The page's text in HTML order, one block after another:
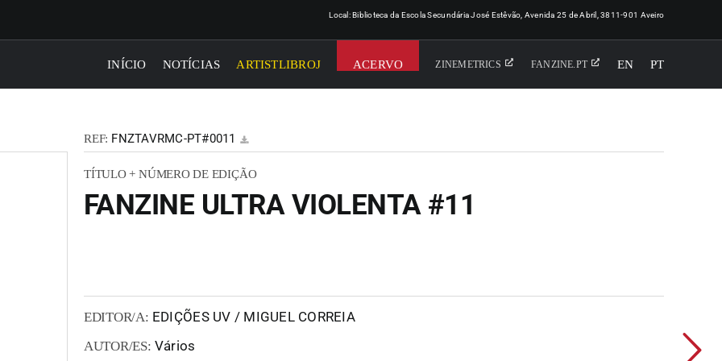
Local: Biblioteca da Escola Secundária José Estêvão, Avenida 25 de Abril, 3811-901 Aveiro
INÍCIO NOTÍCIAS ARTISTLIBROJ ACERVO ZINEMETRICS FANZINE.PT EN PT
REF: FNZTAVRMC-PT#0011
TÍTULO + NÚMERO DE EDIÇÃO
FANZINE ULTRA VIOLENTA #11
EDITOR/A: EDIÇÕES UV / MIGUEL CORREIA
AUTOR/ES: Vários